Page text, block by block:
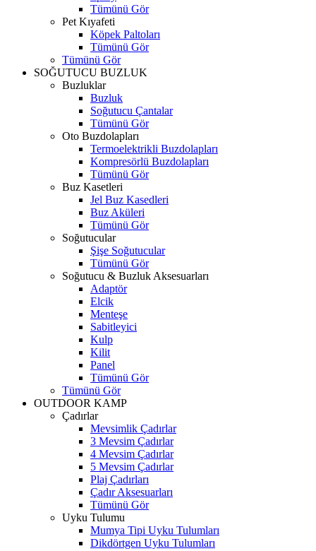
Tümünü Gör
Pet Kıyafeti
Köpek Paltoları
Tümünü Gör
Tümünü Gör
SOĞUTUCU BUZLUK
Buzluklar
Buzluk
Soğutucu Çantalar
Tümünü Gör
Oto Buzdolapları
Termoelektrikli Buzdolapları
Kompresörlü Buzdolapları
Tümünü Gör
Buz Kasetleri
Jel Buz Kasedleri
Buz Aküleri
Tümünü Gör
Soğutucular
Şişe Soğutucular
Tümünü Gör
Soğutucu & Buzluk Aksesuarları
Adaptör
Elcik
Menteşe
Sabitleyici
Kulp
Kilit
Panel
Tümünü Gör
Tümünü Gör
OUTDOOR KAMP
Çadırlar
Mevsimlik Çadırlar
3 Mevsim Çadırlar
4 Mevsim Çadırlar
5 Mevsim Çadırlar
Plaj Çadırları
Çadır Aksesuarları
Tümünü Gör
Uyku Tulumu
Mumya Tipi Uyku Tulumları
Dikdörtgen Uyku Tulumları